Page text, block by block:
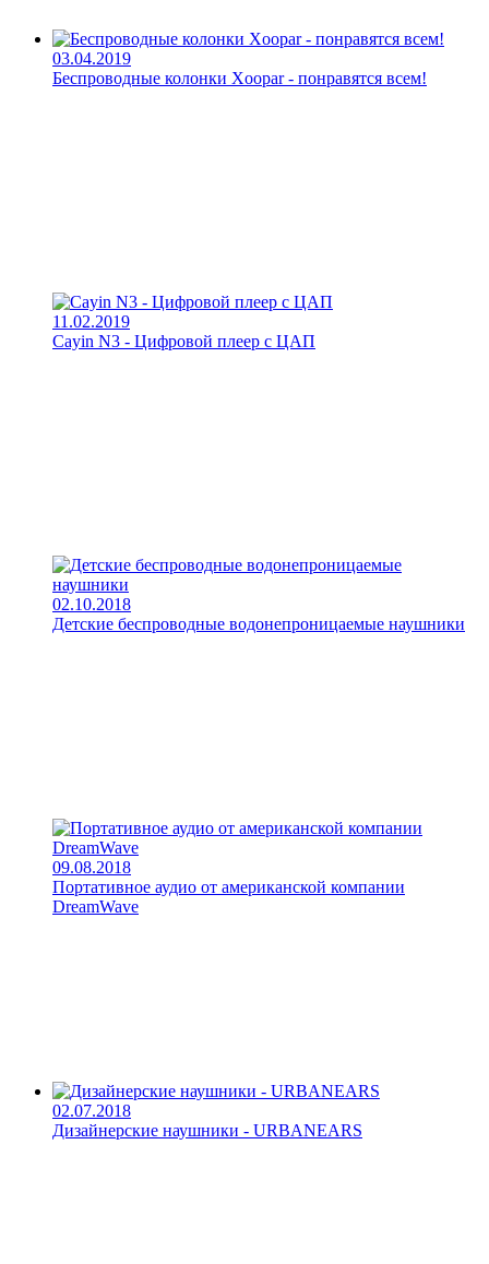
03.04.2019
Беспроводные колонки Xoopar - понравятся всем!
11.02.2019
Cayin N3 - Цифровой плеер с ЦАП
02.10.2018
Детские беспроводные водонепроницаемые наушники
09.08.2018
Портативное аудио от американской компании
DreamWave
02.07.2018
Дизайнерские наушники - URBANEARS